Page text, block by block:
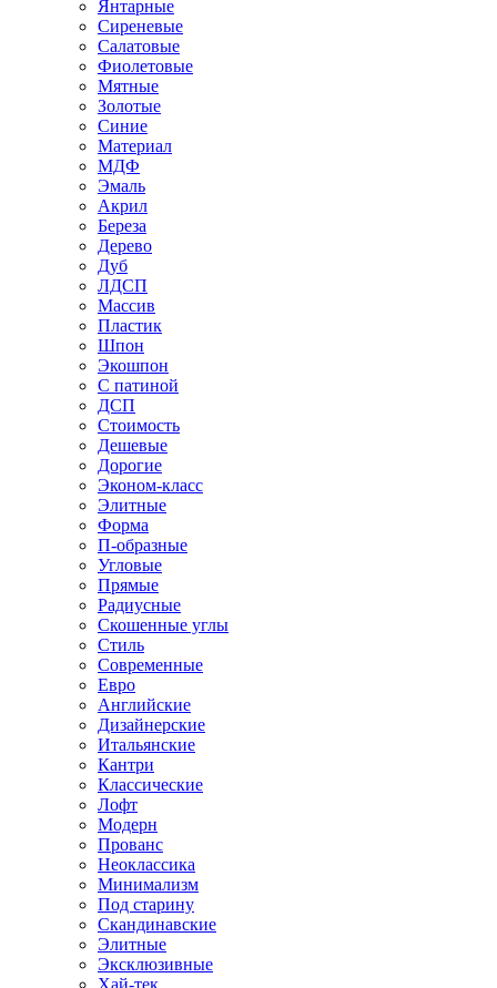
Янтарные
Сиреневые
Салатовые
Фиолетовые
Мятные
Золотые
Синие
Материал
МДФ
Эмаль
Акрил
Береза
Дерево
Дуб
ЛДСП
Массив
Пластик
Шпон
Экошпон
С патиной
ДСП
Стоимость
Дешевые
Дорогие
Эконом-класс
Элитные
Форма
П-образные
Угловые
Прямые
Радиусные
Скошенные углы
Стиль
Современные
Евро
Английские
Дизайнерские
Итальянские
Кантри
Классические
Лофт
Модерн
Прованс
Неоклассика
Минимализм
Под старину
Скандинавские
Элитные
Эксклюзивные
Хай-тек